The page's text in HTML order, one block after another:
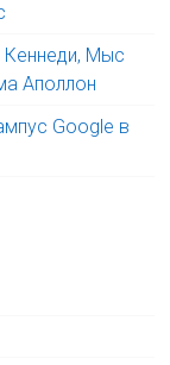
Кеннеди, Мыс
Аполлон
Google в